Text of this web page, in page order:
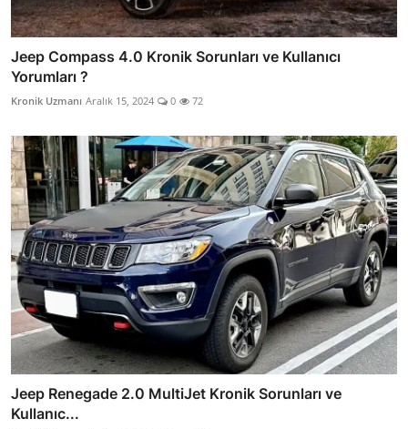
Jeep Compass 4.0 Kronik Sorunları ve Kullanıcı
Yorumları ?
Kronik Uzmanı Aralık 15, 2024 0 72
Jeep Renegade 2.0 MultiJet Kronik Sorunları ve
Kullanıc...